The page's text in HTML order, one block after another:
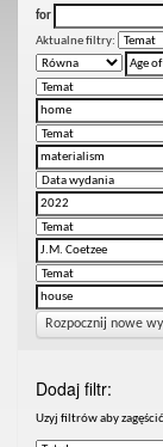
for
Aktualne filtry:
Rozpocznij nowe
Dodaj filtr:
Uzyj filtrów aby